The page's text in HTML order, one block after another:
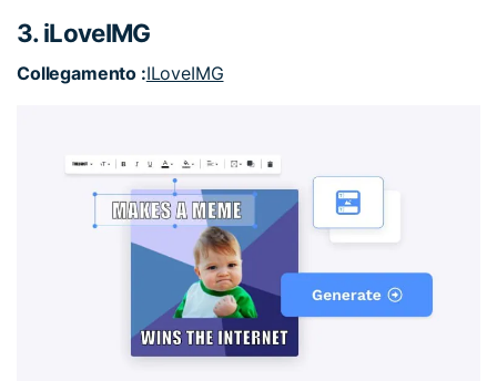
3. iLoveIMG
Collegamento :ILoveIMG